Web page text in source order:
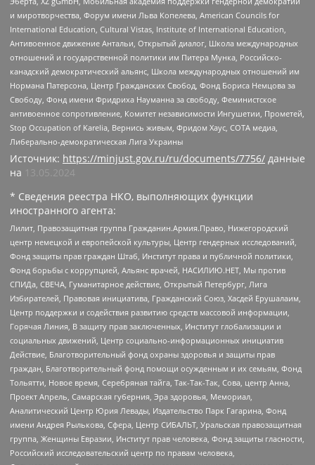
и миротворчества, Форум имени Льва Копелева, American Councils for
International Education, Cultural Vistas, Institute of International Education,
Антивоенное движение Антальи, Открытый диалог, Школа международных
отношений и государственной политики им Питера Мунка, Российско-
канадский демократический альянс, Школа международных отношений им
Нормана Патерсона, Центр Гражданских Свобод, Фонд Бориса Немцова за
Свободу, Фонд имени Фридриха Науманна за свободу, Феминистское
антивоенное сопротивление, Комитет независимости Ингушетии, Прометей,
Stop Occupation of Karelia, Вернись живым, Фридом Хаус, СОТА медиа,
Либерально-демократическая Лига Украины
Источник: https://minjust.gov.ru/ru/documents/7756/ данные
на
13.05.2024
* Сведения реестра НКО, выполняющих функции
иностранного агента:
Лилит, Правозащитная группа Гражданин.Армия.Право, Нижегородский
центр немецкой и европейской культуры, Центр гендерных исследований,
Фонд защиты прав граждан Штаб, Институт права и публичной политики,
Фонд борьбы с коррупцией, Альянс врачей, НАСИЛИЮ.НЕТ, Мы против
СПИДа, СВЕЧА, Гуманитарное действие, Открытый Петербург, Лига
Избирателей, Правовая инициатива, Гражданский Союз, Хасдей Ерушалаим,
Центр поддержки и содействия развитию средств массовой информации,
Горячая Линия, В защиту прав заключенных, Институт глобализации и
социальных движений, Центр социально-информационных инициатив
Действие, Благотворительный фонд охраны здоровья и защиты прав
граждан, Благотворительный фонд помощи осужденным и их семьям, Фонд
Тольятти, Новое время, Серебряная тайга, Так-Так-Так, Сова, центр Анна,
Проект Апрель, Самарская губерния, Эра здоровья, Мемориал,
Аналитический Центр Юрия Левады, Издательство Парк Гагарина, Фонд
имени Андрея Рылькова, Сфера, Центр СИБАЛЬТ, Уральская правозащитная
группа, Женщины Евразии, Институт прав человека, Фонд защиты гласности,
Российский исследовательский центр по правам человека,